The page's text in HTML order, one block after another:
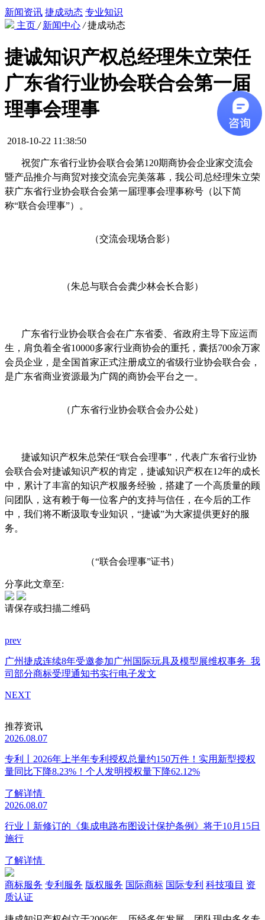
新闻资讯 捷成动态 专业知识
主页 / 新闻中心 / 捷成动态
捷诚知识产权总经理朱立荣任
广东省行业协会联合会第一届
理事会理事
2018-10-22 11:38:50
祝贺广东省行业协会联合会第120期商协会企业家交流会
暨产品推介与商贸对接交流会完美落幕，我公司总经理朱立荣
获广东省行业协会联合会第一届理事会理事称号（以下简
称“联合会理事”）。
（交流会现场合影）
（朱总与联合会龚少林会长合影）
广东省行业协会联合会在广东省委、省政府主导下应运而
生，肩负着全省10000多家行业商协会的重托，囊括700余万家
会员企业，是全国首家正式注册成立的省级行业协会联合会，
是广东省商业资源最为广阔的商协会平台之一。
（广东省行业协会联合会办公处）
捷诚知识产权朱总荣任“联合会理事”，代表广东省行业协
会联合会对捷诚知识产权的肯定，捷诚知识产权在12年的成长
中，累计了丰富的知识产权服务经验，搭建了一个高质量的顾
问团队，这有赖于每一位客户的支持与信任，在今后的工作
中，我们将不断汲取专业知识，“捷诚”为大家提供更好的服
务。
（“联合会理事”证书）
分享此文章至:
请保存或扫描二维码
prev
广州捷成连续8年受邀参加广州国际玩具及模型展维权事务 我
司部分商标受理通知书实行电子发文
NEXT
推荐资讯
2026.08.07
专利丨2026年上半年专利授权总量约150万件！实用新型授权
量同比下降8.23%！个人发明授权量下降62.12%
了解详情
2026.08.07
行业丨新修订的《集成电路布图设计保护条例》将于10月15日
施行
了解详情
商标服务 专利服务 版权服务 国际商标 国际专利 科技项目 资
质认证